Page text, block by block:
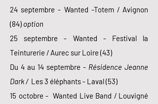
24 septembre - Wanted -Totem / Avignon
(84) option
25 septembre - Wanted - Festival la
Teinturerie / Aurec sur Loire (43)
Du 4 au 14 septembre - Résidence Jeanne
Dark / Les 3 éléphants - Laval (53)
15 octobre - Wanted Live Band / Louvigné